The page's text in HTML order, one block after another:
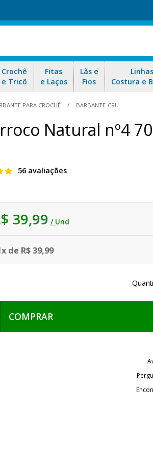
Crochê
e Tricô
Fitas
e Laços
Lãs e
Fios
Linhas
Costura e
PARA CROCHÊ BARBANTE-CRU
Natural nº4
56 avaliações
39,99 / Und
de R$ 39,99
COMPRAR